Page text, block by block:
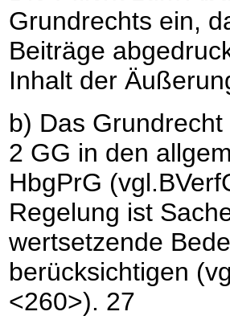
Grundrechts ein,
Beiträge
Inhalt der
b) Das
2 GG in den
HbgPrG
Regelung ist
wertsetzende
berücksichtigen
<260>). 27